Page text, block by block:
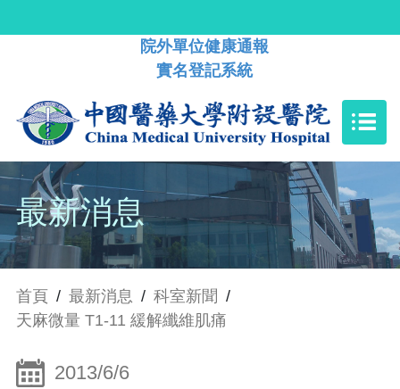
院外單位健康通報
實名登記系統
最新消息
首頁 / 最新消息 / 科室新聞 /
天麻微量 T1-11 緩解纖維肌痛
2013/6/6